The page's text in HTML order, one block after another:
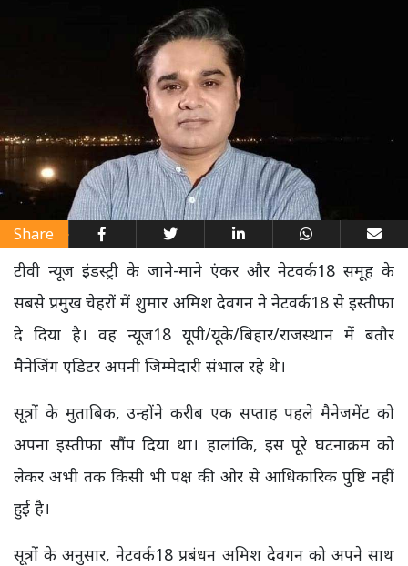
Share
टीवी न्यूज इंडस्ट्री के जाने-माने एंकर और नेटवर्क18 समूह के
सबसे प्रमुख चेहरों में शुमार अमिश देवगन ने नेटवर्क18 से इस्तीफा
दे दिया है। वह न्यूज18 यूपी/यूके/बिहार/राजस्थान में बतौर
मैनेजिंग एडिटर अपनी जिम्मेदारी संभाल रहे थे।
सूत्रों के मुताबिक, उन्होंने करीब एक सप्ताह पहले मैनेजमेंट को
अपना इस्तीफा सौंप दिया था। हालांकि, इस पूरे घटनाक्रम को
लेकर अभी तक किसी भी पक्ष की ओर से आधिकारिक पुष्टि नहीं
हुई है।
सूत्रों के अनुसार, नेटवर्क18 प्रबंधन अमिश देवगन को अपने साथ